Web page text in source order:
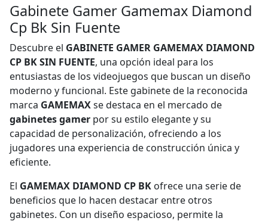
Gabinete Gamer Gamemax Diamond
Cp Bk Sin Fuente
Descubre el GABINETE GAMER GAMEMAX DIAMOND
CP BK SIN FUENTE, una opción ideal para los
entusiastas de los videojuegos que buscan un diseño
moderno y funcional. Este gabinete de la reconocida
marca GAMEMAXse destaca en el mercado de
gabinetes gamer por su estilo elegante y su
capacidad de personalización, ofreciendo a los
jugadores una experiencia de construcción única y
eficiente.
El GAMEMAX DIAMOND CP BK ofrece una serie de
beneficios que lo hacen destacar entre otros
gabinetes. Con un diseño espacioso, permite la